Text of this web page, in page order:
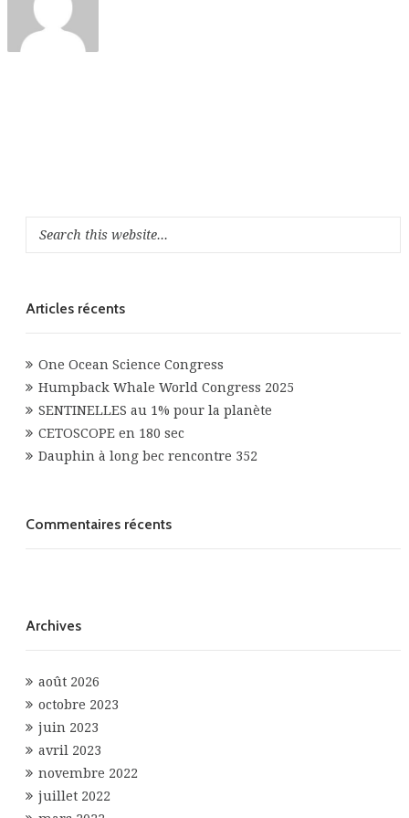
Articles récents
One Ocean Science Congress
Humpback Whale World Congress 2025
SENTINELLES au 1% pour la planète
CETOSCOPE en 180 sec
Dauphin à long bec rencontre 352
Commentaires récents
Archives
août 2026
octobre 2023
juin 2023
avril 2023
novembre 2022
juillet 2022